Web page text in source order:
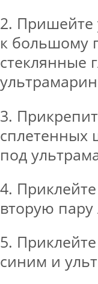
2. Пришейте
к большому
стеклянные
3.
сплетенных
под
4.
вторую пару
5.
синим и